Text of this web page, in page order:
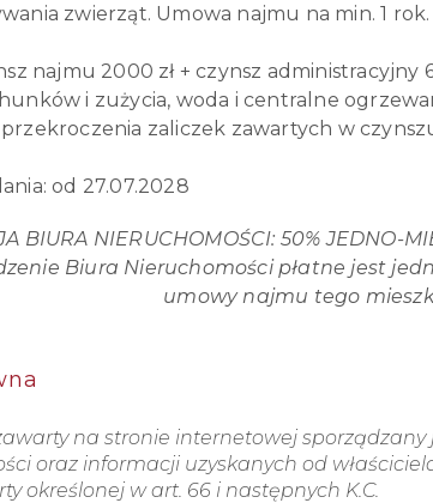
zwierząt. Umowa najmu na min. 1
najmu 2000 zł + czynsz administracyjny
i zużycia, woda i centralne
zaliczek zawartych w
od 27.07.2028
BIURA NIERUCHOMOŚCI: 50% JEDNO-
Biura Nieruchomości płatne jest
umowy najmu tego
na stronie internetowej
oraz informacji uzyskanych od
określonej w art. 66 i następnych K.C.